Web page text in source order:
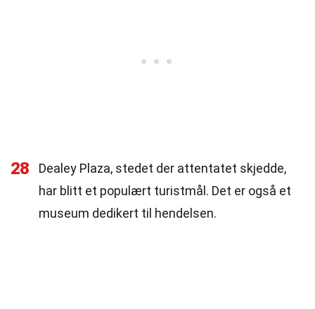
28
Dealey Plaza, stedet der attentatet skjedde,
har blitt et populært turistmål. Det er også et
museum dedikert til hendelsen.